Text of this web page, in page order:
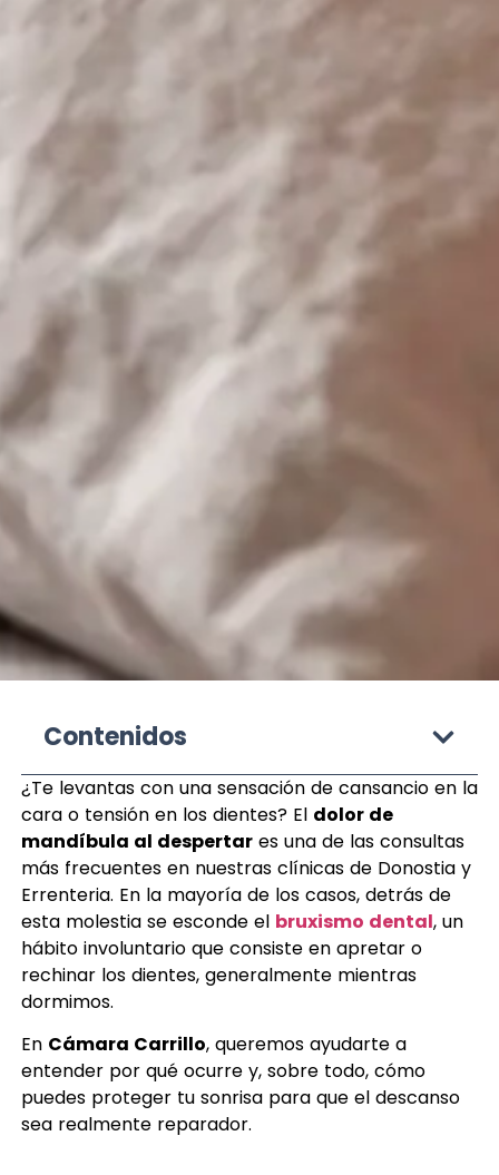
Contenidos
¿Te levantas con una sensación de cansancio en la
cara o tensión en los dientes? El dolor de
mandíbula al despertares una de las consultas
más frecuentes en nuestras clínicas de Donostia y
Errenteria. En la mayoría de los casos, detrás de
esta molestia se esconde el bruxismo dental, un
hábito involuntario que consiste en apretar o
rechinar los dientes, generalmente mientras
dormimos.
En Cámara Carrillo, queremos ayudarte a
entender por qué ocurre y, sobre todo, cómo
puedes proteger tu sonrisa para que el descanso
sea realmente reparador.